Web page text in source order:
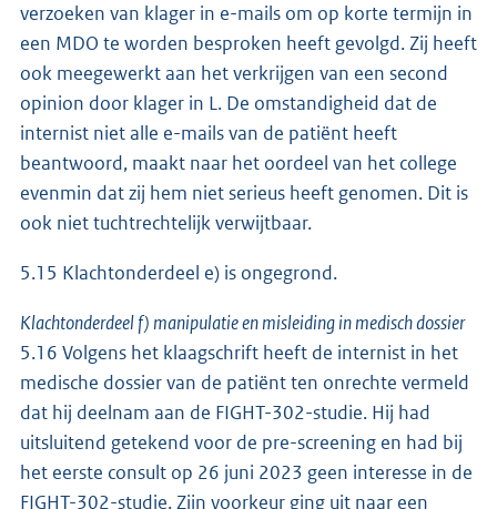
verzoeken van klager in e-mails om op korte termijn in
een MDO te worden besproken heeft gevolgd. Zij heeft
ook meegewerkt aan het verkrijgen van een second
opinion door klager in L. De omstandigheid dat de
internist niet alle e-mails van de patiënt heeft
beantwoord, maakt naar het oordeel van het college
evenmin dat zij hem niet serieus heeft genomen. Dit is
ook niet tuchtrechtelijk verwijtbaar.
5.15 Klachtonderdeel e) is ongegrond.
Klachtonderdeel f) manipulatie en misleiding in medisch dossier
5.16 Volgens het klaagschrift heeft de internist in het
medische dossier van de patiënt ten onrechte vermeld
dat hij deelnam aan de FIGHT-302-studie. Hij had
uitsluitend getekend voor de pre-screening en had bij
het eerste consult op 26 juni 2023 geen interesse in de
FIGHT-302-studie. Zijn voorkeur ging uit naar een